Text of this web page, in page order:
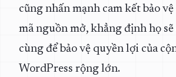
cũng nhấn mạnh cam kết bảo
mã nguồn mở, khẳng định họ
cùng để bảo vệ quyền lợi của
WordPress rộng lớn.